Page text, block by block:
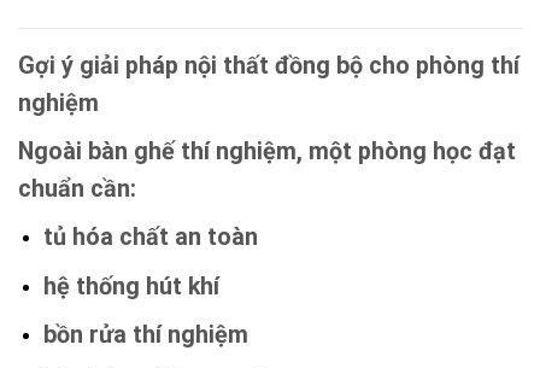
Gợi ý giải pháp nội thất đồng bộ cho phòng thí
nghiệm
Ngoài bàn ghế thí nghiệm, một phòng học đạt
chuẩn cần:
tủ hóa chất an toàn
hệ thống hút khí
bồn rửa thí nghiệm